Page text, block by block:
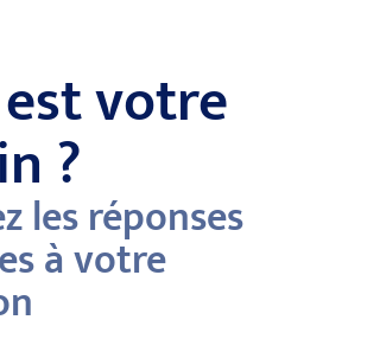
votre
?
les réponses
à votre